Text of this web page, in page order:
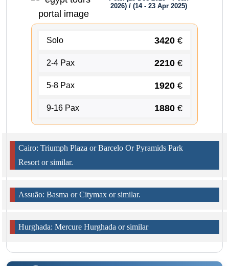
2026) / (14 - 23 Apr 2025)
Solo 3420 €
2-4 Pax 2210 €
5-8 Pax 1920 €
9-16 Pax 1880 €
Cairo: Triumph Plaza or Barcelo Or Pyramids Park
Resort or similar.
Assuão: Basma or Citymax or similar.
Hurghada: Mercure Hurghada or similar